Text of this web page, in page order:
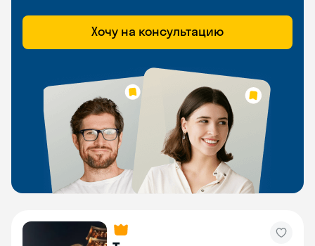
Хочу на консультацию